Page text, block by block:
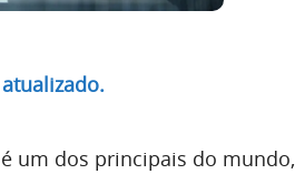
um dos principais do mundo,